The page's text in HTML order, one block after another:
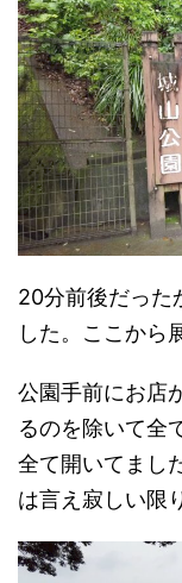
20分前後だった
した。ここから
公園手前にお店
るのを除いて全
全て開いてまし
は言え寂しい限